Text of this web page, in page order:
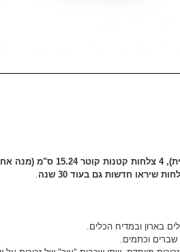
שיראו חדשות גם בעוד 30 שנה
.
בארון ובמדיח הכלים.
שברים וכתמים.